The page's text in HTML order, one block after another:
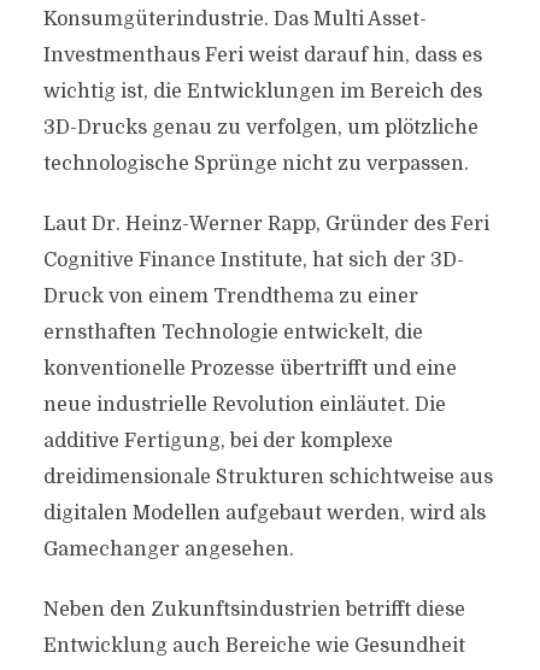
Konsumgüterindustrie. Das Multi Asset-
Investmenthaus Feri weist darauf hin, dass es
wichtig ist, die Entwicklungen im Bereich des
3D-Drucks genau zu verfolgen, um plötzliche
technologische Sprünge nicht zu verpassen.
Laut Dr. Heinz-Werner Rapp, Gründer des Feri
Cognitive Finance Institute, hat sich der 3D-
Druck von einem Trendthema zu einer
ernsthaften Technologie entwickelt, die
konventionelle Prozesse übertrifft und eine
neue industrielle Revolution einläutet. Die
additive Fertigung, bei der komplexe
dreidimensionale Strukturen schichtweise aus
digitalen Modellen aufgebaut werden, wird als
Gamechanger angesehen.
Neben den Zukunftsindustrien betrifft diese
Entwicklung auch Bereiche wie Gesundheit